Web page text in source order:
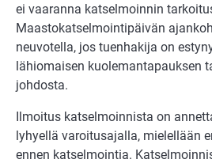
ei vaaranna katselmoinnin
Maastokatselmointipäivän
neuvotella, jos tuenhakija on
lähiomaisen kuolemantapauksen
johdosta.
Ilmoitus katselmoinnista on
lyhyellä varoitusajalla, mielellään
ennen katselmointia.